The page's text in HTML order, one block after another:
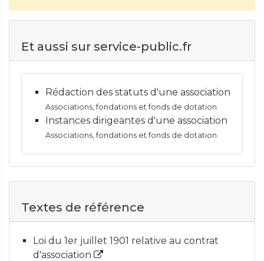
Et aussi sur service-public.fr
Rédaction des statuts d'une association
Associations, fondations et fonds de dotation
Instances dirigeantes d'une association
Associations, fondations et fonds de dotation
Textes de référence
Loi du 1er juillet 1901 relative au contrat
d'association